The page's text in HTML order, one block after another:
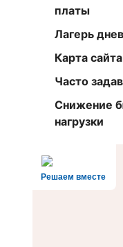
платы
Лагерь
Карта сайта
Часто
Снижение
нагрузки
Решаем вместе